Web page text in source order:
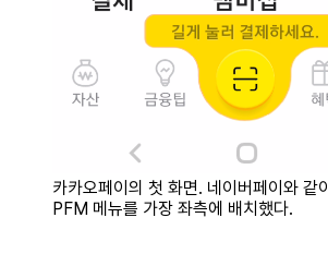
카카오페이의 첫 화면. 네이버페이와 같이
PFM 메뉴를 가장 좌측에 배치했다.